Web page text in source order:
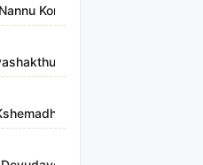
Korukunnaave Nannu
Naa Sathyadevudaa
Naa Yesayya